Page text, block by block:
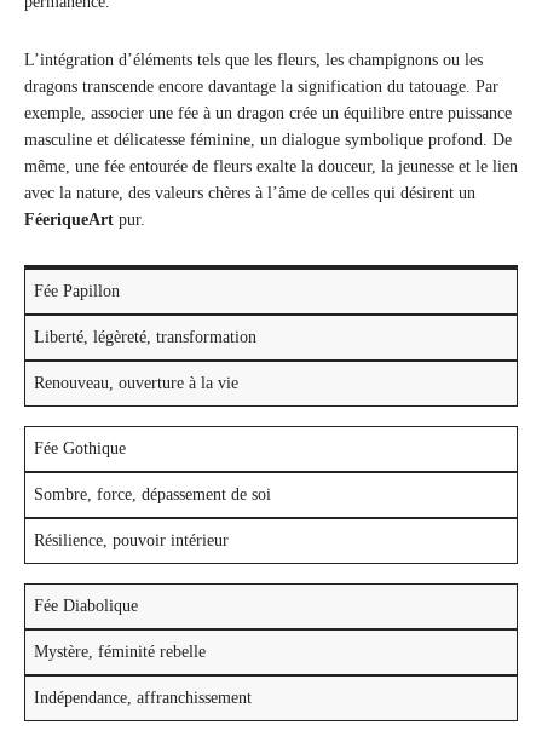
L’intégration d’éléments tels que les fleurs, les champignons ou les
dragons transcende encore davantage la signification du tatouage. Par
exemple, associer une fée à un dragon crée un équilibre entre puissance
masculine et délicatesse féminine, un dialogue symbolique profond. De
même, une fée entourée de fleurs exalte la douceur, la jeunesse et le lien
avec la nature, des valeurs chères à l’âme de celles qui désirent un
FéeriqueArt pur.
Fée Papillon
Liberté, légèreté, transformation
Renouveau, ouverture à la vie
Fée Gothique
Sombre, force, dépassement de soi
Résilience, pouvoir intérieur
Fée Diabolique
Mystère, féminité rebelle
Indépendance, affranchissement